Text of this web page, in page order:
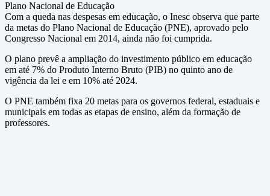
Plano Nacional de Educação
Com a queda nas despesas em educação, o Inesc observa que parte
da metas do Plano Nacional de Educação (PNE), aprovado pelo
Congresso Nacional em 2014, ainda não foi cumprida.
O plano prevê a ampliação do investimento público em educação
em até 7% do Produto Interno Bruto (PIB) no quinto ano de
vigência da lei e em 10% até 2024.
O PNE também fixa 20 metas para os governos federal, estaduais e
municipais em todas as etapas de ensino, além da formação de
professores.